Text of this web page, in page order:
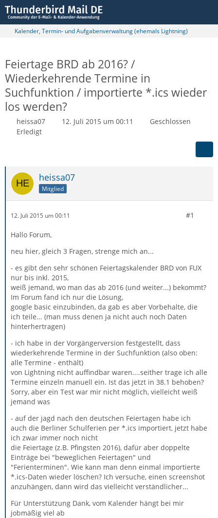
Kalender, Termin- und Aufgabenverwaltung (ehemals Lightning)
Feiertage BRD ab 2016? /
Wiederkehrende Termine in
Suchfunktion / importierte *.ics wieder
los werden?
heissa07 12. Juli 2015 um 00:11
Geschlossen
Erledigt
heissa07
Mitglied
12. Juli 2015 um 00:11 #1
Hallo Forum,
neu hier, gleich 3 Fragen, strenge mich an...
- es gibt den sehr schönen Feiertagskalender BRD von FUX
nur bis inkl. 2015,
weiß jemand, wo man das ab 2016 (und weiter...) bekommt?
Im Forum fand ich nur die Lösung,
google basic einzubinden, da gab es aber Vorbehalte, die
ich teile... (man muss denen ja nicht auch noch Daten
hinterhertragen)
- ich habe in der Vorgängerversion festgestellt, dass
wiederkehrende Termine in der Suchfunktion (also oben:
alle Termine - enthält)
von Lightning nicht auffindbar waren....seither trage ich alle
Termine einzeln manuell ein. Ist das jetzt in 38.1 behoben?
Sorry, aber ein Test war mir nicht möglich, vielleicht weiß
jemand was
- auf der jagd nach den deutschen Feiertagen habe ich
auch die Berliner Schulferien per *.ics importiert, jetzt habe
ich zwar immer noch nicht
die Feiertage (z.B. Pfingsten 2016), dafür aber doppelte
Einträge bei "beweglichen Feiertagen" und
"Ferienterminen". Wie kann man denn einmal importierte
*.ics-Daten wieder löschen? Ich versuche, einen screenshot
anzuhängen, dann wird das vielleicht verständlicher...
Für Unterstützung Dank, vom Kalender hängt bei mir
jobmäßig viel ab